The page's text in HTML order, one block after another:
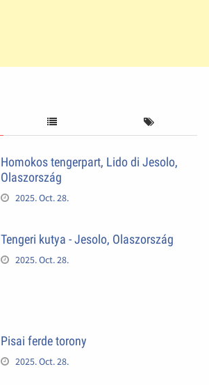
Homokos tengerpart, Lido di Jesolo,
Olaszország
2025. Oct. 28.
Tengeri kutya - Jesolo, Olaszország
2025. Oct. 28.
Pisai ferde torony
2025. Oct. 28.